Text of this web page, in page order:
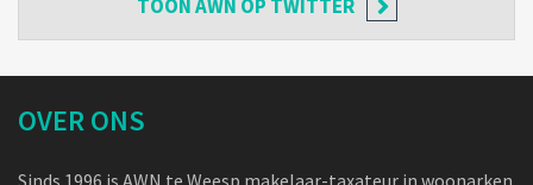
TOONAWN OP TWITTER
OVER ONS
Sinds 1996 is AWN te Weesp makelaar-taxateur in woonarken